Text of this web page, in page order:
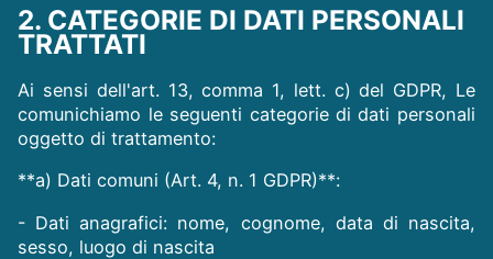
2. CATEGORIE DI DATI PERSONALI
TRATTATI
Ai sensi dell'art. 13, comma 1, lett. c) del GDPR, Le
comunichiamo le seguenti categorie di dati personali
oggetto di trattamento:
**a) Dati comuni (Art. 4, n. 1 GDPR)**:
- Dati anagrafici: nome, cognome, data di nascita,
sesso, luogo di nascita